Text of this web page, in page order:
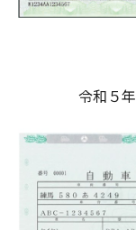
令和５